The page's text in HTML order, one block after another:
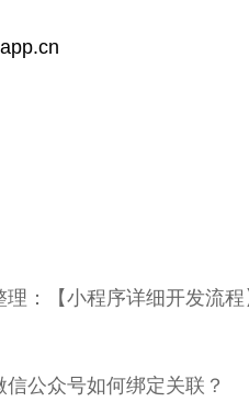
理：【小程序详细开发流
公众号如何绑定关联？